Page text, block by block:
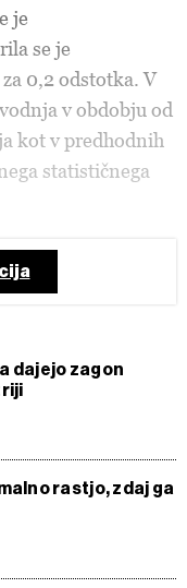
je
se je
0,2 odstotka. V
v obdobju od
kot v predhodnih
statističnega
dajejo zagon
rastjo, zdaj ga